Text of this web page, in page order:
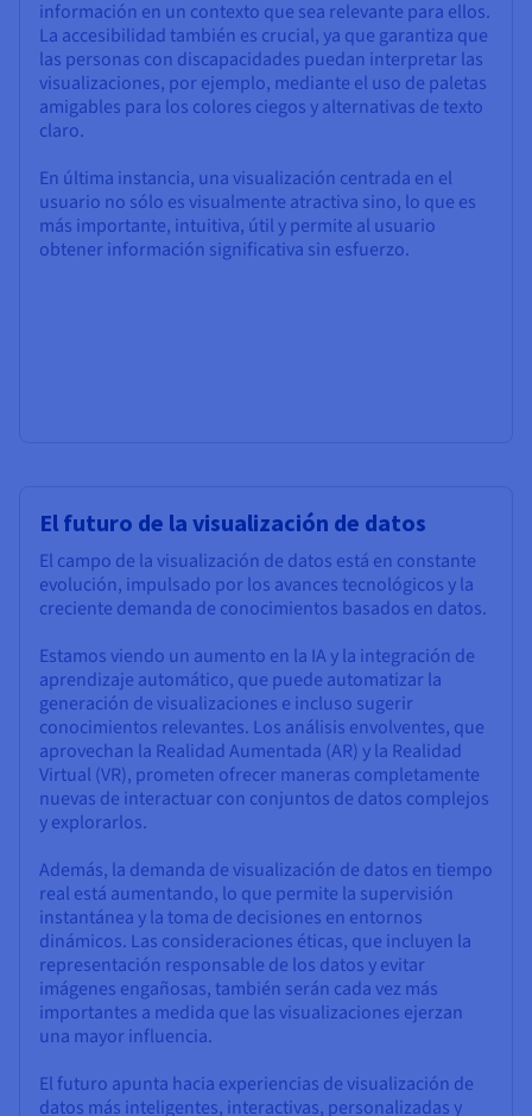
información en un contexto que sea relevante para ellos.
La accesibilidad también es crucial, ya que garantiza que
las personas con discapacidades puedan interpretar las
visualizaciones, por ejemplo, mediante el uso de paletas
amigables para los colores ciegos y alternativas de texto
claro.
En última instancia, una visualización centrada en el
usuario no sólo es visualmente atractiva sino, lo que es
más importante, intuitiva, útil y permite al usuario
obtener información significativa sin esfuerzo.
El futuro de la visualización de datos
El campo de la visualización de datos está en constante
evolución, impulsado por los avances tecnológicos y la
creciente demanda de conocimientos basados en datos.
Estamos viendo un aumento en la IA y la integración de
aprendizaje automático, que puede automatizar la
generación de visualizaciones e incluso sugerir
conocimientos relevantes. Los análisis envolventes, que
aprovechan la Realidad Aumentada (AR) y la Realidad
Virtual (VR), prometen ofrecer maneras completamente
nuevas de interactuar con conjuntos de datos complejos
y explorarlos.
Además, la demanda de visualización de datos en tiempo
real está aumentando, lo que permite la supervisión
instantánea y la toma de decisiones en entornos
dinámicos. Las consideraciones éticas, que incluyen la
representación responsable de los datos y evitar
imágenes engañosas, también serán cada vez más
importantes a medida que las visualizaciones ejerzan
una mayor influencia.
El futuro apunta hacia experiencias de visualización de
datos más inteligentes, interactivas, personalizadas y